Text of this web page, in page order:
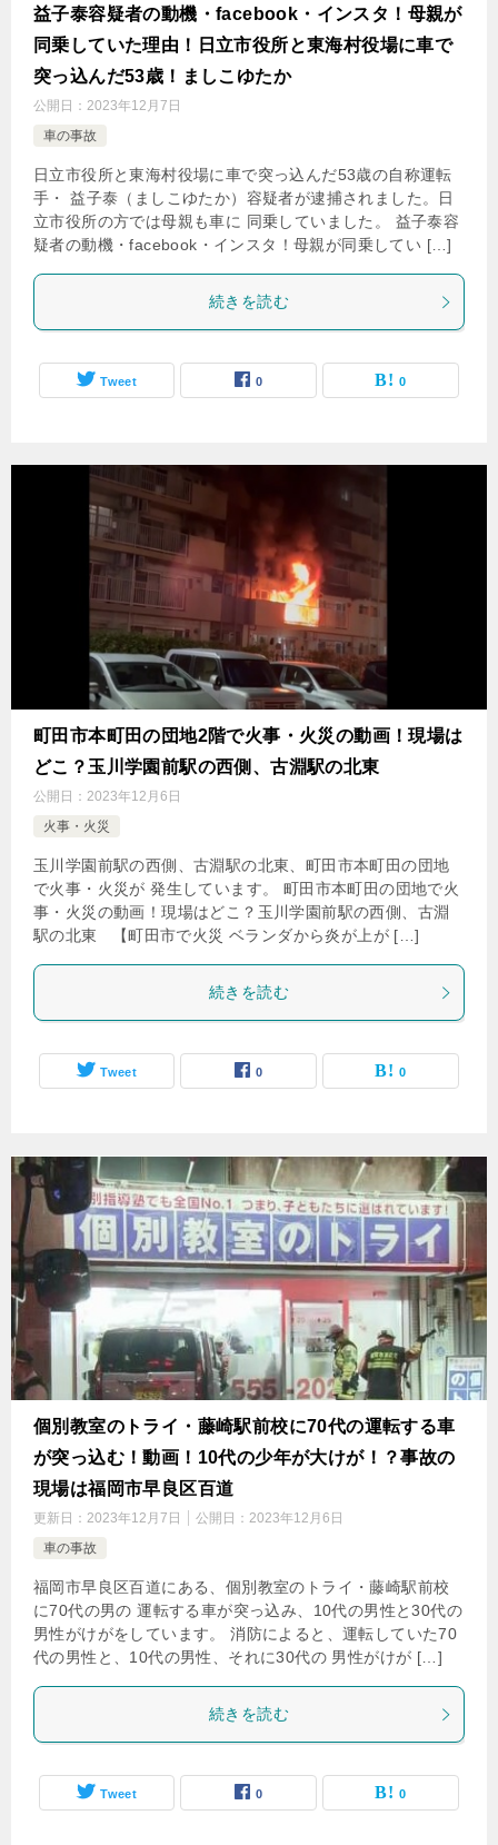
益子泰容疑者の動機・facebook・インスタ！母親が
同乗していた理由！日立市役所と東海村役場に車で
突っ込んだ53歳！ましこゆたか
公開日： 2023年12月7日
車の事故
日立市役所と東海村役場に車で突っ込んだ53歳の自称運転
手・ 益子泰（ましこゆたか）容疑者が逮捕されました。日
立市役所の方では母親も車に 同乗していました。 益子泰容
疑者の動機・facebook・インスタ！母親が同乗してい […]
続きを読む
Tweet 0 0
町田市本町田の団地2階で火事・火災の動画！現場は
どこ？玉川学園前駅の西側、古淵駅の北東
公開日： 2023年12月6日
火事・火災
玉川学園前駅の西側、古淵駅の北東、町田市本町田の団地
で火事・火災が 発生しています。 町田市本町田の団地で火
事・火災の動画！現場はどこ？玉川学園前駅の西側、古淵
駅の北東 【町田市で火災 ベランダから炎が上が […]
続きを読む
Tweet 0 0
個別教室のトライ・藤崎駅前校に70代の運転する車
が突っ込む！動画！10代の少年が大けが！？事故の
現場は福岡市早良区百道
更新日： 2023年12月7日 公開日： 2023年12月6日
車の事故
福岡市早良区百道にある、個別教室のトライ・藤崎駅前校
に70代の男の 運転する車が突っ込み、10代の男性と30代の
男性がけがをしています。 消防によると、運転していた70
代の男性と、10代の男性、それに30代の 男性がけが […]
続きを読む
Tweet 0 0